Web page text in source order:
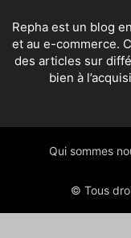
Repha est un blog
et au e-commerce.
des articles sur
bien à
Qui sommes
© Tous